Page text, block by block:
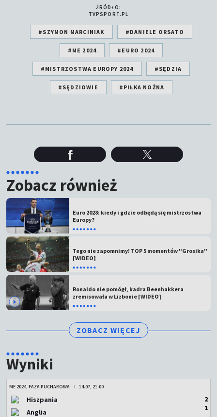
ŹRÓDŁO:
TVPSPORT.PL
#SZYMON MARCINIAK #DANIELE ORSATO
#ME 2024 #EURO 2024
#MISTRZOSTWA EUROPY 2024 #SĘDZIA
#SĘDZIOWIE #PIŁKA NOŻNA
Zobacz również
Euro 2028: kiedy i gdzie odbędą się mistrzostwa
Europy?
Tego nie zapomnimy! TOP 5 momentów "Grosika"
[WIDEO]
Ronaldo nie pomógł, kadra Beenhakkera
zremisowała w Lizbonie [WIDEO]
ZOBACZ WIĘCEJ
Wyniki
ME 2024, FAZA PUCHAROWA 14.07, 21:00
Hiszpania
Anglia
2
1